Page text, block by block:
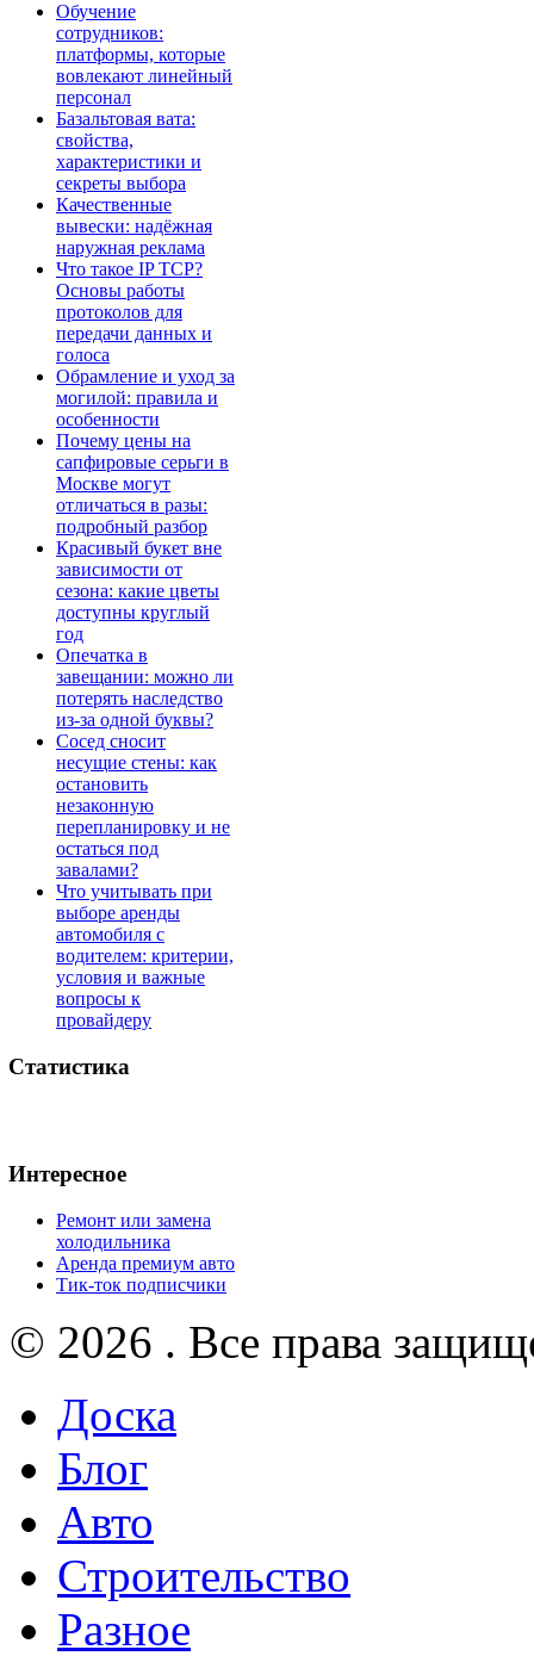
Обучение
сотрудников:
платформы, которые
вовлекают линейный
персонал
Базальтовая вата:
свойства,
характеристики и
секреты выбора
Качественные
вывески: надёжная
наружная реклама
Что такое IP TCP?
Основы работы
протоколов для
передачи данных и
голоса
Обрамление и уход за
могилой: правила и
особенности
Почему цены на
сапфировые серьги в
Москве могут
отличаться в разы:
подробный разбор
Красивый букет вне
зависимости от
сезона: какие цветы
доступны круглый
год
Опечатка в
завещании: можно ли
потерять наследство
из-за одной буквы?
Сосед сносит
несущие стены: как
остановить
незаконную
перепланировку и не
остаться под
завалами?
Что учитывать при
выборе аренды
автомобиля с
водителем: критерии,
условия и важные
вопросы к
провайдеру
Статистика
Интересное
Ремонт или замена
холодильника
Аренда премиум авто
Тик-ток подписчики
© 2026 . Все права
Доска
Блог
Авто
Строительство
Разное